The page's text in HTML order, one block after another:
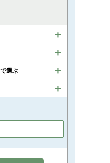
で選ぶ